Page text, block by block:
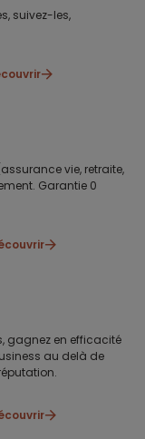
suivez-les,
vie, retraite,
Garantie 0
gagnez en efficacité
au delà de